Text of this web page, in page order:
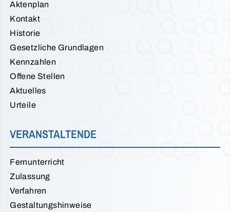
Aktenplan
Kontakt
Historie
Gesetzliche Grundlagen
Kennzahlen
Offene Stellen
Aktuelles
Urteile
VERANSTALTENDE
Fernunterricht
Zulassung
Verfahren
Gestaltungshinweise